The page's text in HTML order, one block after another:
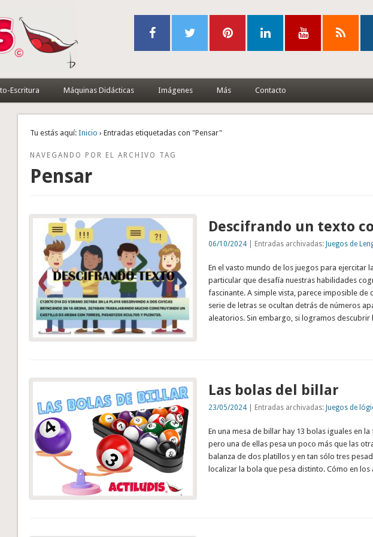
Escritura Máquinas Didácticas Imágenes Más Contacto
Tu estás aquí: Inicio › Entradas etiquetadas con "Pensar"
NAVEGANDO POR EL ARCHIVO TAG
Pensar
Descifrando un texto
06/10/2024| Entradas archivadas: Juegos de
En el vasto mundo de los juegos para ejercitar
particular que desafía nuestras habilidades
fascinante. A simple vista, parece imposible de
serie de letras se ocultan detrás de números
aleatorios. Sin embargo, si logramos
Las bolas del billar
23/05/2024| Entradas archivadas: Juegos de
En una mesa de billar hay 13 bolas iguales en
pero una de ellas pesa un poco más que las
balanza de dos platillos y en tan sólo tres
localizar la bola que pesa distinto. Cómo en